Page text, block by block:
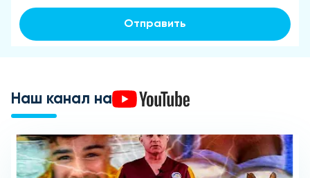
Отправить
Наш канал на